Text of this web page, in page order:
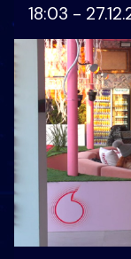
18:03 -